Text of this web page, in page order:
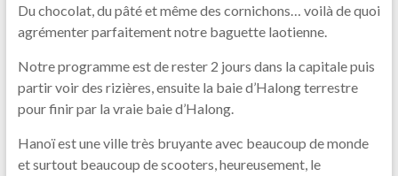
Du chocolat, du pâté et même des cornichons… voilà de quoi
agrémenter parfaitement notre baguette laotienne.
Notre programme est de rester 2 jours dans la capitale puis
partir voir des rizières, ensuite la baie d’Halong terrestre
pour finir par la vraie baie d’Halong.
Hanoï est une ville très bruyante avec beaucoup de monde
et surtout beaucoup de scooters, heureusement, le